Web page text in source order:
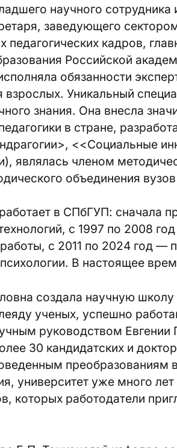
научного сотрудника
заведующего
педагогических кадров,
Российской
обязанности
взрослых. Уникальный
знания. Она внесла
в стране,
<<Социальные
являлась членом
объединения
в СПбГУП: сначала
с 1997 по 2008
с 2011 по 2024 год —
В настоящее
создала научную
ученых, успешно
руководством Евгении
30 кандидатских и
преобразованиям
университет уже много
которых работодатели